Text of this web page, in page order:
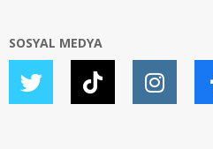
SOSYAL MEDYA